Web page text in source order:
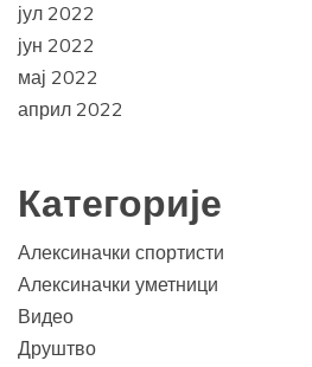
јул 2022
јун 2022
мај 2022
април 2022
Категорије
Алексиначки спортисти
Алексиначки уметници
Видео
Друштво